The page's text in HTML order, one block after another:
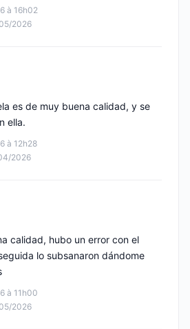
à 16h02
2026
à 12h28
2026
es de muy buena calidad, y se
ella.
à 11h00
2026
calidad, hubo un error con el
lo subsanaron dándome